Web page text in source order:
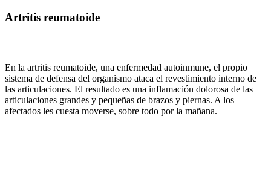
Artritis reumatoide
En la artritis reumatoide, una enfermedad autoinmune, el propio
sistema de defensa del organismo ataca el revestimiento interno de
las articulaciones. El resultado es una inflamación dolorosa de las
articulaciones grandes y pequeñas de brazos y piernas. A los
afectados les cuesta moverse, sobre todo por la mañana.